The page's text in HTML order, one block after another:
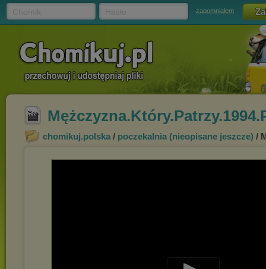
zapomniałem
chomikuj.polska / poczekalnia (nieopisane jeszcze) /